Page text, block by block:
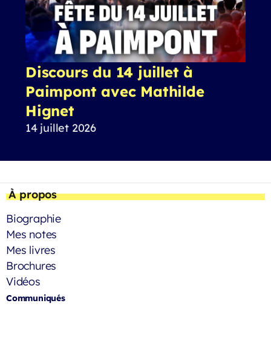
Discours du 14 juillet à
Paimpont avec Mathilde
Hignet
14 juillet 2026
À propos
Biographie
Mes notes
Mes livres
Brochures
Vidéos
Communiqués